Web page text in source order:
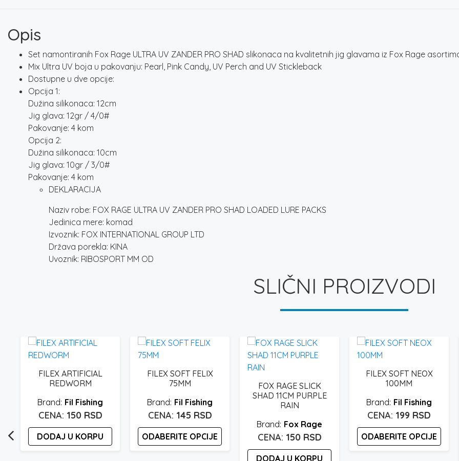
Opis
Set namontiranih Fox Rage ULTRA UV ZANDER PRO SHAD slikonaca na kvalitetnih jig glavama iz Fox Rage
Mix Ultra UV boja u pakovanju: Pearl, Pink Candy, UV Perch and UV Stickleback
Dostupne u dve opcije:
Opcija 1:
Dužina silikonaca: 12cm
Jig glava: 12gr / 4/0#
Pakovanje: 4 kom
Opcija 2:
Dužina silikonaca: 10cm
Jig glava: 10gr / 3/0#
Pakovanje: 4 kom
DEKLARACIJA
Naziv robe: FOX RAGE ULTRA UV ZANDER PRO SHAD LOADED LURE PACKS
Jedinica mere: komad
Izvoznik: FOX INTERNATIONAL GROUP LTD
Država porekla: KINA
Uvoznik: RIBOSPORT MM OD
SLIČNI PROIZVODI
FILEX ARTIFICIAL
REDWORM
Fil Fishing
150 RSD
DODAJ U KORPU
FILEX SOFT FELIX
75MM
Fil Fishing
145 RSD
ODABERITE OPCIJE
FOX RAGE SLICK
SHAD 11CM PURPLE
RAIN
Fox Rage
150 RSD
DODAJ U KORPU
FILEX SOFT NEOX
100MM
Fil Fishing
199 RSD
ODABERITE OPCIJE